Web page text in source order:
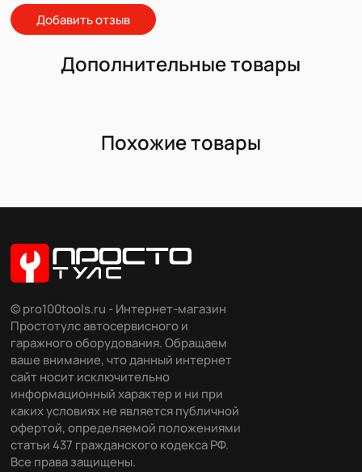
Добавить отзыв
Дополнительные товары
Похожие товары
© pro100tools.ru - Интернет-магазин
Простотулс автосервисного и
гаражного оборудования. Обращаем
ваше внимание, что данный интернет
сайт носит исключительно
информационный характер и ни при
каких условиях не является публичной
офертой, определяемой положениями
статьи 437 гражданского кодекса РФ.
Все права защищены.